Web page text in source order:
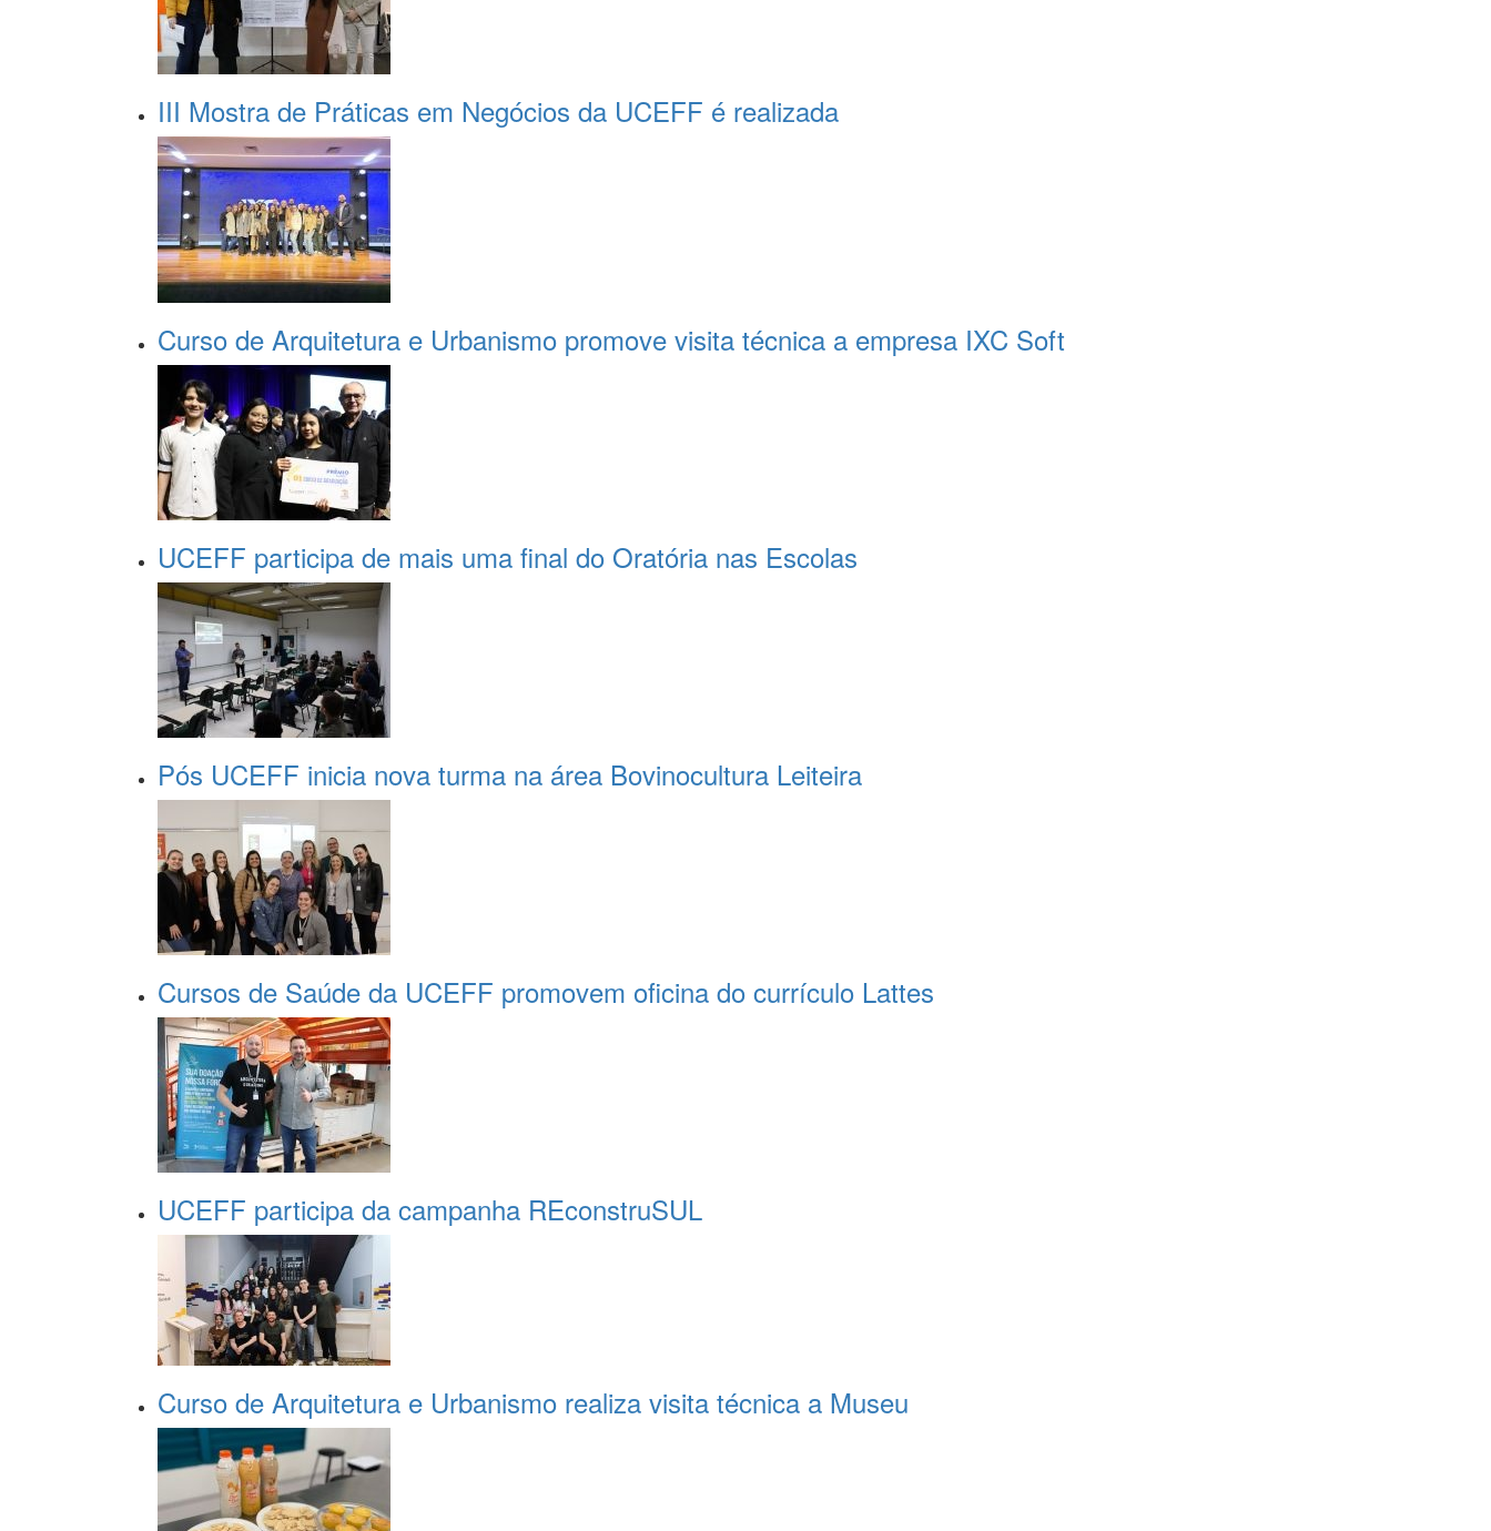
III Mostra de Práticas em Negócios da UCEFF é realizada
Curso de Arquitetura e Urbanismo promove visita técnica a empresa IXC Soft
UCEFF participa de mais uma final do Oratória nas Escolas
Pós UCEFF inicia nova turma na área Bovinocultura Leiteira
Cursos de Saúde da UCEFF promovem oficina do currículo Lattes
UCEFF participa da campanha REconstruSUL
Curso de Arquitetura e Urbanismo realiza visita técnica a Museu